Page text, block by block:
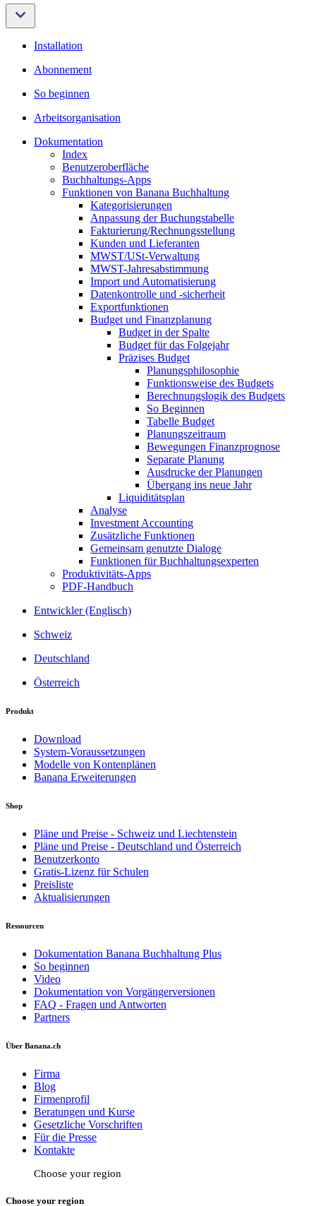
Installation
Abonnement
So beginnen
Arbeitsorganisation
Dokumentation
Index
Benutzeroberfläche
Buchhaltungs-Apps
Funktionen von Banana Buchhaltung
Kategorisierungen
Anpassung der Buchungstabelle
Fakturierung/Rechnungsstellung
Kunden und Lieferanten
MWST/USt-Verwaltung
MWST-Jahresabstimmung
Import und Automatisierung
Datenkontrolle und -sicherheit
Exportfunktionen
Budget und Finanzplanung
Budget in der Spalte
Budget für das Folgejahr
Präzises Budget
Planungsphilosophie
Funktionsweise des Budgets
Berechnungslogik des Budgets
So Beginnen
Tabelle Budget
Planungszeitraum
Bewegungen Finanzprognose
Separate Planung
Ausdrucke der Planungen
Übergang ins neue Jahr
Liquiditätsplan
Analyse
Investment Accounting
Zusätzliche Funktionen
Gemeinsam genutzte Dialoge
Funktionen für Buchhaltungsexperten
Produktivitäts-Apps
PDF-Handbuch
Entwickler (Englisch)
Schweiz
Deutschland
Österreich
Produkt
Download
System-Voraussetzungen
Modelle von Kontenplänen
Banana Erweiterungen
Shop
Pläne und Preise - Schweiz und Liechtenstein
Pläne und Preise - Deutschland und Österreich
Benutzerkonto
Gratis-Lizenz für Schulen
Preisliste
Aktualisierungen
Ressourcen
Dokumentation Banana Buchhaltung Plus
So beginnen
Video
Dokumentation von Vorgängerversionen
FAQ - Fragen und Antworten
Partners
Über Banana.ch
Firma
Blog
Firmenprofil
Beratungen und Kurse
Gesetzliche Vorschriften
Für die Presse
Kontakte
Choose your region
Choose your region